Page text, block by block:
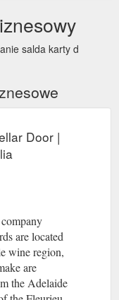
salda karty d
Door |
are located
wine region,
are
the Adelaide